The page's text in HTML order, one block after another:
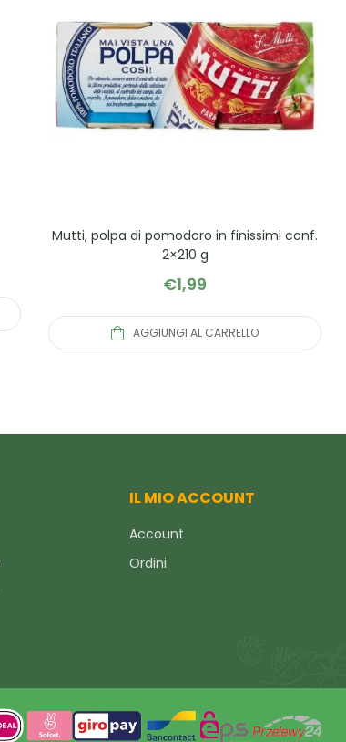
Mutti, polpa di pomodoro in finissimi conf.
2×210 g
€1,99
AGGIUNGI AL CARRELLO
IL MIO ACCOUNT
Account
Ordini